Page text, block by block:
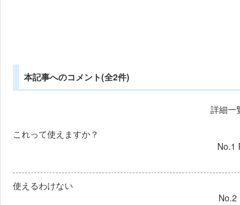
本記事へのコメント(全2件)
詳細一
これって使えますか？
No.1
使えるわけない
No.2